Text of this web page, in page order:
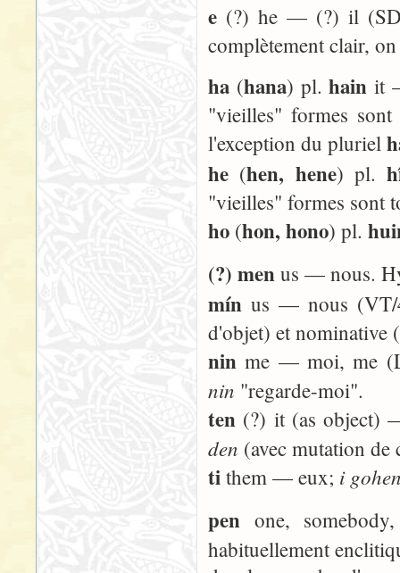
e (?) he — (?) il
complètement clair,
ha (hana) pl.hain it
"vieilles" formes
l'exception du pluriel
he (hen, hene) pl.
"vieilles" formes sont
ho (hon, hono) pl.
(?) men us — nous.
mín us — nous (VT/
d'objet) et nominative
nin me — moi, me
nin "regarde-moi".
ten (?) it (as object)
den (avec mutation
ti them — eux; i
pen one,
habituellement